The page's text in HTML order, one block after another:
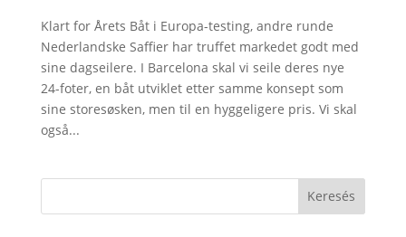
Klart for Årets Båt i Europa-testing, andre runde
Nederlandske Saffier har truffet markedet godt med
sine dagseilere. I Barcelona skal vi seile deres nye
24-foter, en båt utviklet etter samme konsept som
sine storesøsken, men til en hyggeligere pris. Vi skal
også...